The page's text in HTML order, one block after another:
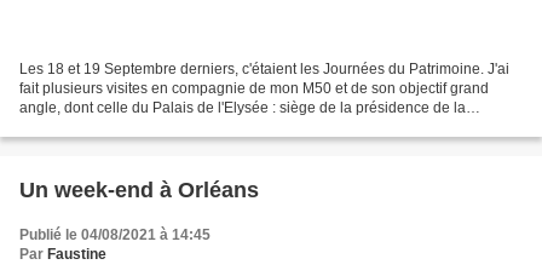
Les 18 et 19 Septembre derniers, c'étaient les Journées du Patrimoine. J'ai
fait plusieurs visites en compagnie de mon M50 et de son objectif grand
angle, dont celle du Palais de l'Elysée : siège de la présidence de la
Un week-end à Orléans
Publié le 04/08/2021 à 14:45
Par Faustine